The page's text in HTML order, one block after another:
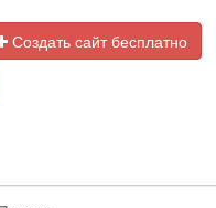
Создать сайт бесплатно